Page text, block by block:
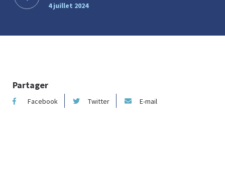
4 juillet 2024
Partager
Facebook Twitter E-mail